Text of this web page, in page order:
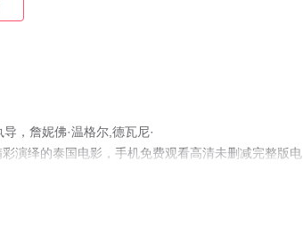
，詹妮佛·温格尔,德瓦尼·
演绎的泰国电影，手机免费观看高清未删减完整版电
。